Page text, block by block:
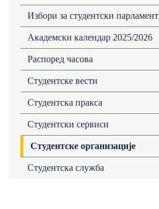
Избори за студентски парламент
Академски календар 2025/2026
Распоред часова
Студентске вести
Студентска пракса
Студентски сервиси
Студентске организације
Студентска служба